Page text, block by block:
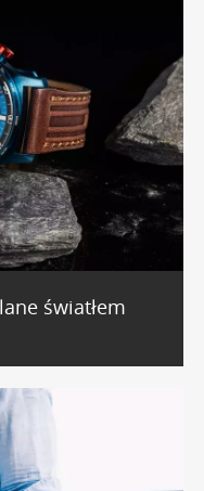
światłem